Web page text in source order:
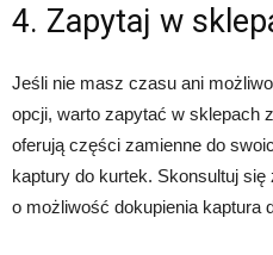
4. Zapytaj w
Jeśli nie masz czasu ani
opcji, warto zapytać w sklepach
oferują części zamienne do
kaptury do kurtek. Skonsultuj
o możliwość dokupienia kaptura